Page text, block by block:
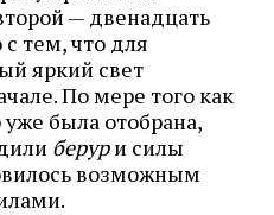
— двенадцать
тем, что для
яркий свет
По мере того как
уже была отобрана,
берури силы
возможным